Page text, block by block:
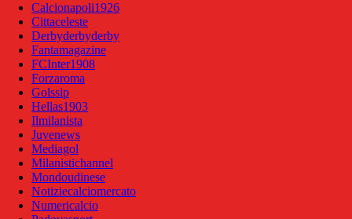
Calcionapoli1926
Cittaceleste
Derbyderbyderby
Fantamagazine
FCInter1908
Forzaroma
Golssip
Hellas1903
Ilmilanista
Juvenews
Mediagol
Milanistichannel
Mondoudinese
Notiziecalciomercato
Numericalcio